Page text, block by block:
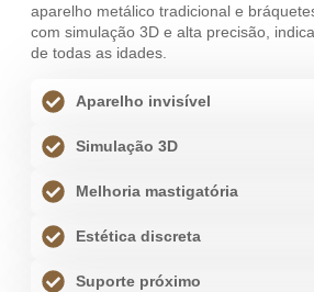
aparelho metálico tradicional e
com simulação 3D e alta precisão,
de todas as idades.
Aparelho invisível
Simulação 3D
Melhoria mastigatória
Estética discreta
Suporte próximo